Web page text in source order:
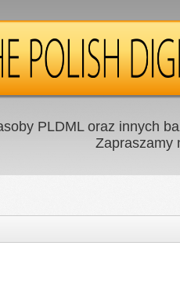
PLDML oraz innych
Zapraszamy